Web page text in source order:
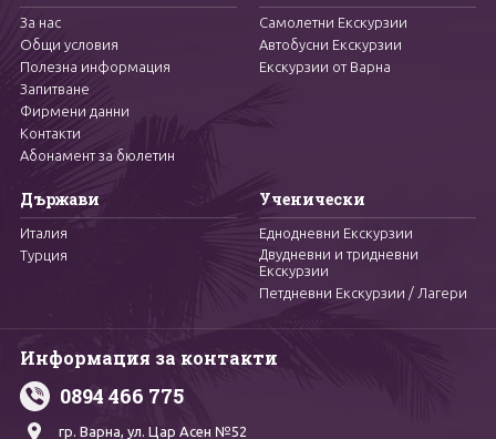
За нас
Общи условия
Полезна информация
Запитване
Фирмени данни
Контакти
Абонамент за бюлетин
Самолетни Екскурзии
Автобусни Екскурзии
Екскурзии от Варна
Държави
Италия
Турция
Ученически
Еднодневни Екскурзии
Двудневни и тридневни
Екскурзии
Петдневни Екскурзии / Лагери
Информация за контакти
0894 466 775
гр. Варна, ул. Цар Асен №52